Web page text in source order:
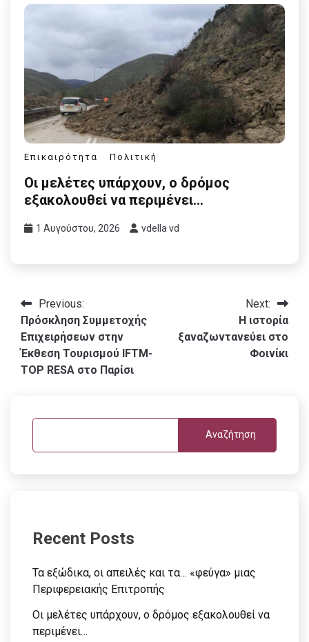
Επικαιρότητα Πολιτική
Οι μελέτες υπάρχουν, ο δρόμος
εξακολουθεί να περιμένει…
1 Αυγούστου, 2026 vdella vd
Πλοήγηση
άρθρων
Previous:
Πρόσκληση Συμμετοχής
Επιχειρήσεων στην
Έκθεση Τουρισμού IFTM-
TOP RESA στο Παρίσι
Next:
Η ιστορία
ξαναζωντανεύει στο
Φοινίκι
Αναζήτηση
Recent Posts
Τα εξώδικα, οι απειλές και τα… «φεύγα» μιας
Περιφερειακής Επιτροπής
Οι μελέτες υπάρχουν, ο δρόμος εξακολουθεί να
περιμένει…